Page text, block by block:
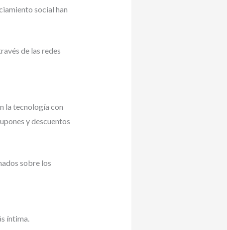
social han
de las redes
la tecnología con
y descuentos
sobre los
íntima.